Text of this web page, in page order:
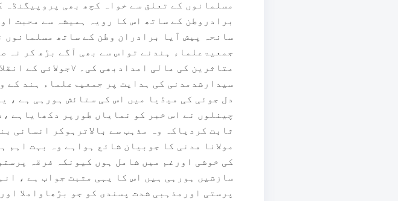
مسلمانوں کے تعلق سے خواہ کچھ بھی
برادروطن کے ساتھ اس کا رویہ ہمیشہ سے محبت
سانحہ پیش آیا برادران وطن کے ساتھ مسلمانوں
جمعیۃعلماء ہندنے تواس سے بھی آگے بڑھ کر نہ
متاثرین کی مالی
سیدارشدمدنی کی ہدایت پر جمعیۃعلماء ہند کے
دل جوئی کی میڈیا میں اس کی ستائش ہورہی ہے ،
چینلوں نے اس خبر کو نمایاں طورپر دکھایاہے
ثابت کردیاکہ وہ مذہب سے بالاترہوکر انسانی
مولانا مدنی کا جوبیان شائع ہواہے وہ بہت
کی خوشی اورغم میں شامل ہوں کیونکہ فرقہ
سازشیں ہورہی ہیں اس کا یہی مثبت جواب ہے ،
پرستی اورمذہبی شدت پسندی کو جو بڑھاواملا